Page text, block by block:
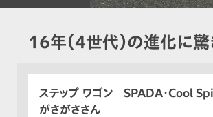
16年（4世代）の進化に驚
ステップ ワゴン SPADA・Cool
がさがささん